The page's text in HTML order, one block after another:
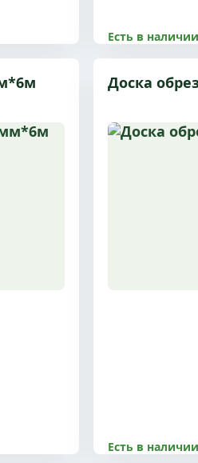
по
Есть в наличии
8500.00 р
Размер
Доска
Есть в наличии